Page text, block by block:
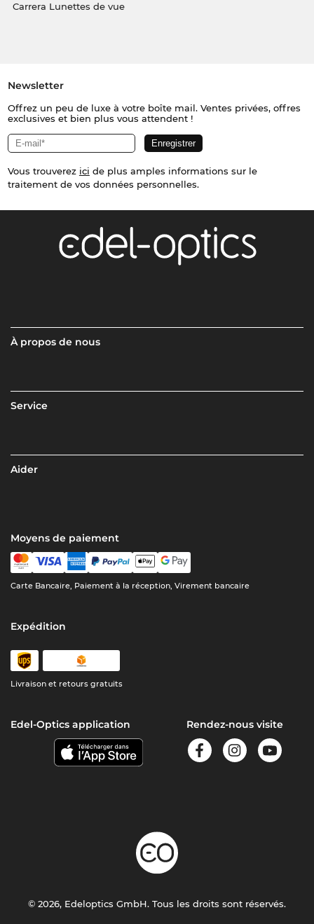
Carrera Lunettes de vue
Newsletter
Offrez un peu de luxe à votre boîte mail. Ventes privées, offres
exclusives et bien plus vous attendent !
Vous trouverez ici de plus amples informations sur le
traitement de vos données personnelles.
À propos de nous
Service
Aider
Moyens de paiement
Carte Bancaire, Paiement à la réception, Virement bancaire
Expédition
Livraison et retours gratuits
Edel-Optics application Rendez-nous visite
© 2026, Edeloptics GmbH. Tous les droits sont réservés.